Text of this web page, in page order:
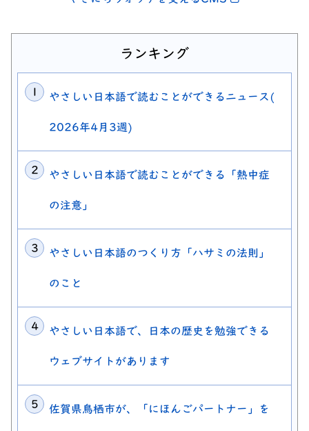
ランキング
やさしい日本語で読むことができるニュース(
2026年4月3週)
やさしい日本語で読むことができる「熱中症
の注意」
やさしい日本語のつくり方「ハサミの法則」
のこと
やさしい日本語で、日本の歴史を勉強できる
ウェブサイトがあります
佐賀県鳥栖市が、「にほんごパートナー」を